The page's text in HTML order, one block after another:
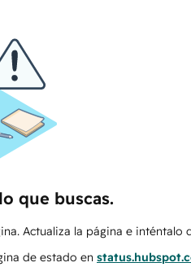
que buscas.
Actualiza la página e inténtalo
de estado en